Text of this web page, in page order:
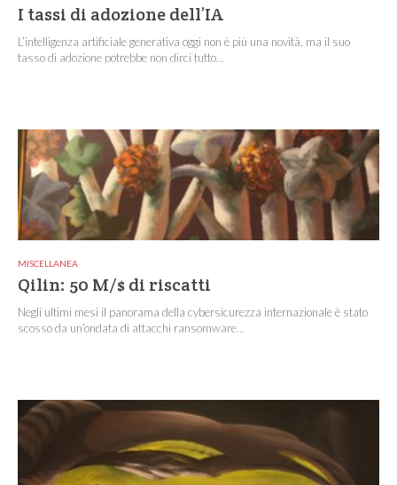
I tassi di adozione dell’IA
L’intelligenza artificiale generativa oggi non è più una novità, ma il suo
tasso di adozione potrebbe non dirci tutto...
MISCELLANEA
Qilin: 50 M/$ di riscatti
Negli ultimi mesi il panorama della cybersicurezza internazionale è stato
scosso da un’ondata di attacchi ransomware...